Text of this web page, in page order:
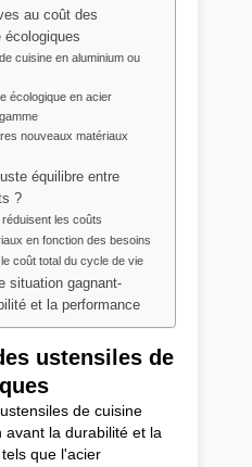
au coût des
cuisine en aluminium ou
écologique en acier
nouveaux matériaux
équilibre entre
?
réduisent les coûts
en fonction des besoins
coût total du cycle de vie
situation gagnant-
et la performance
ustensiles de
de cuisine
avant la durabilité et la
que l'acier